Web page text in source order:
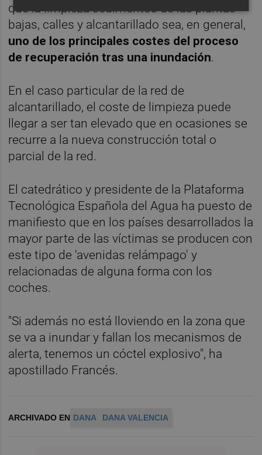
que la limpieza sedimentos de las plantas
bajas, calles y alcantarillado sea, en general,
uno de los principales costes del proceso
de recuperación tras una inundación.
En el caso particular de la red de
alcantarillado, el coste de limpieza puede
llegar a ser tan elevado que en ocasiones se
recurre a la nueva construcción total o
parcial de la red.
El catedrático y presidente de la Plataforma
Tecnológica Española del Agua ha puesto de
manifiesto que en los países desarrollados la
mayor parte de las víctimas se producen con
este tipo de 'avenidas relámpago' y
relacionadas de alguna forma con los
coches.
"Si además no está lloviendo en la zona que
se va a inundar y fallan los mecanismos de
alerta, tenemos un cóctel explosivo", ha
apostillado Francés.
ARCHIVADO EN DANA DANA VALENCIA